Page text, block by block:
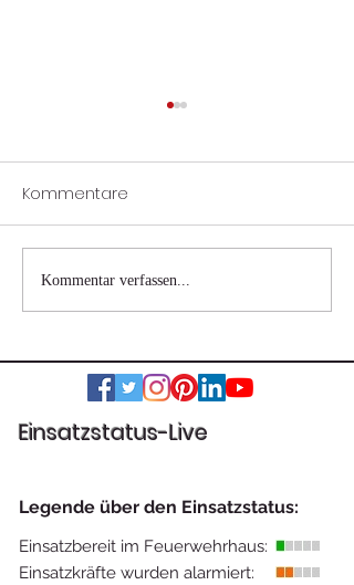
Wohnhausbrand
Nestelbach bei Graz
Kommentare
Kommentar verfassen...
Einsatzstatus-Live
Legende über den Einsatzstatus:
Einsatzbereit im Feuerwehrhaus:
Einsatzkräfte wurden alarmiert: